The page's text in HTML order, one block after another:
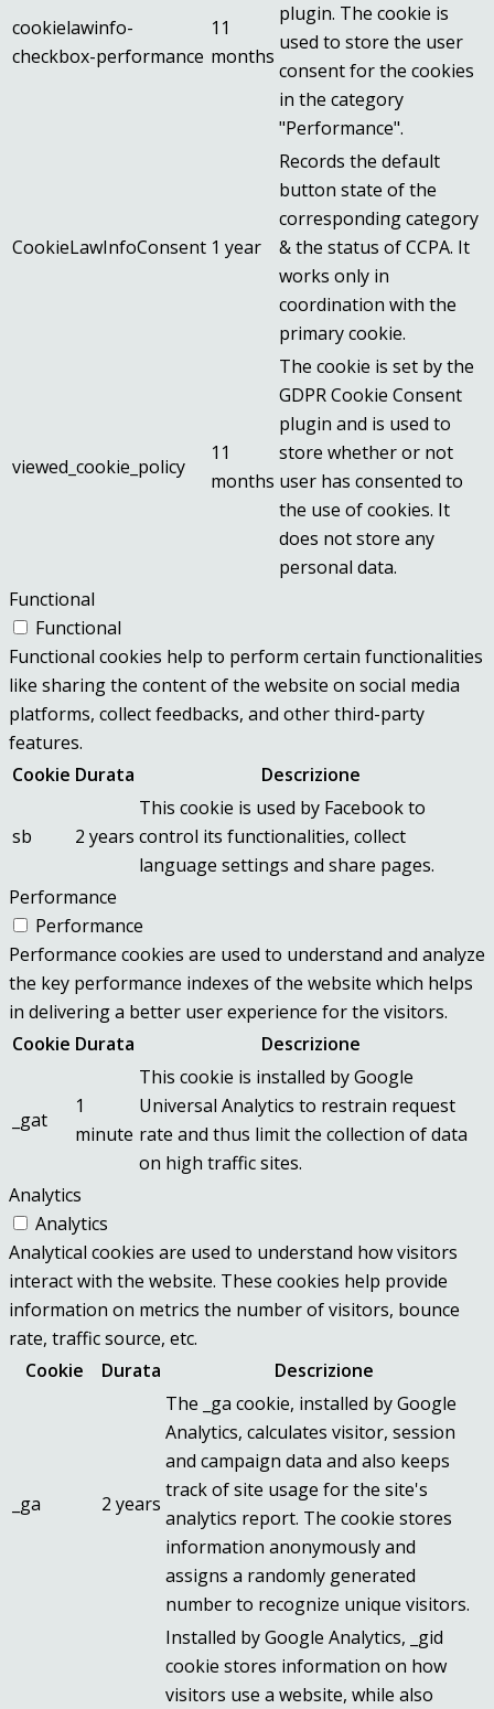
cookielawinfo-
checkbox-performance
11
months
plugin. The cookie is
used to store the user
consent for the cookies
in the category
"Performance".
CookieLawInfoConsent 1 year
Records the default
button state of the
corresponding category
& the status of CCPA. It
works only in
coordination with the
primary cookie.
viewed_cookie_policy
11
months
The cookie is set by the
GDPR Cookie Consent
plugin and is used to
store whether or not
user has consented to
the use of cookies. It
does not store any
personal data.
Functional
Functional
Functional cookies help to perform certain functionalities
like sharing the content of the website on social media
platforms, collect feedbacks, and other third-party
features.
Cookie Durata Descrizione
sb 2 years
This cookie is used by Facebook to
control its functionalities, collect
language settings and share pages.
Performance
Performance
Performance cookies are used to understand and analyze
the key performance indexes of the website which helps
in delivering a better user experience for the visitors.
Cookie Durata Descrizione
_gat
1
minute
This cookie is installed by Google
Universal Analytics to restrain request
rate and thus limit the collection of data
on high traffic sites.
Analytics
Analytics
Analytical cookies are used to understand how visitors
interact with the website. These cookies help provide
information on metrics the number of visitors, bounce
rate, traffic source, etc.
Cookie
Durata Descrizione
_ga 2 years
The _ga cookie, installed by Google
Analytics, calculates visitor, session
and campaign data and also keeps
track of site usage for the site's
analytics report. The cookie stores
information anonymously and
assigns a randomly generated
number to recognize unique visitors.
Installed by Google Analytics, _gid
cookie stores information on how
visitors use a website, while also